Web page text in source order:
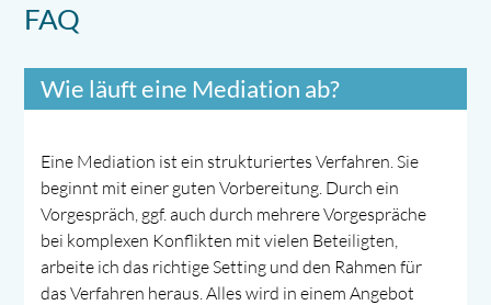
FAQ
Wie läuft eine Mediation ab?
Eine Mediation ist ein strukturiertes Verfahren. Sie
beginnt mit einer guten Vorbereitung. Durch ein
Vorgespräch, ggf. auch durch mehrere Vorgespräche
bei komplexen Konflikten mit vielen Beteiligten,
arbeite ich das richtige Setting und den Rahmen für
das Verfahren heraus. Alles wird in einem Angebot